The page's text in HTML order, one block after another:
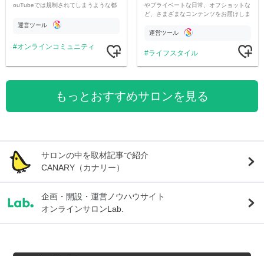
ouTubeでは規制されてしまうような都
公開。
運営ツール
オンラインコミュニティ
やプライベートな日常、オフショットな
ど、さまざまなコンテンツをお届けしま
運営ツール
ライフスタイル
もっとおすすめサロンを見る
サロンの中を取材記事で紹介
CANARY（カナリー）
企画・開設・運営ノウハウサイト
オンラインサロンLab.